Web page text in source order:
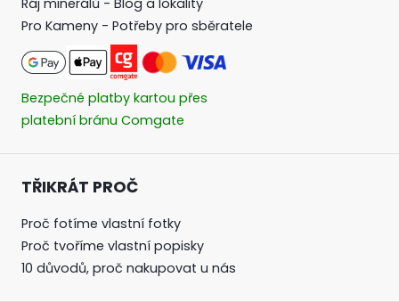
Pro Kameny - Potřeby pro sběratele
Bezpečné platby kartou přes
platební bránu Comgate
TŘIKRÁT PROČ
Proč fotíme vlastní fotky
Proč tvoříme vlastní popisky
10 důvodů, proč nakupovat u nás